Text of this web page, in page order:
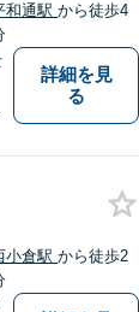
和通駅から徒歩4
詳細を見
る
小倉駅から徒歩2